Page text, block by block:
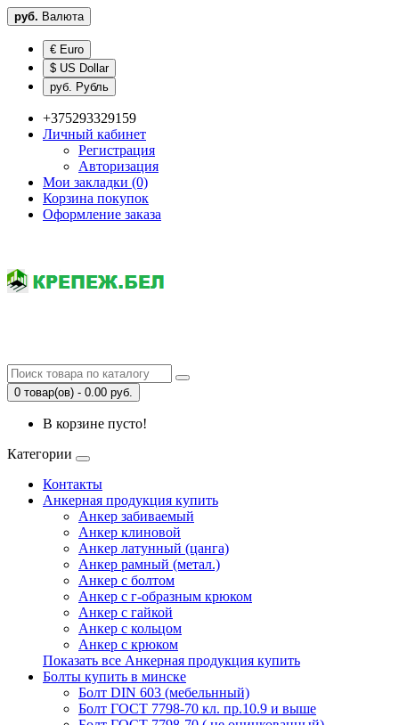
руб. Валюта
€ Euro
$ US Dollar
руб. Рубль
+375293329159
Личный кабинет
Регистрация
Авторизация
Мои закладки (0)
Корзина покупок
Оформление заказа
0 товар(ов) - 0.00 руб.
В корзине пусто!
Категории
Контакты
Анкерная продукция купить
Анкер забиваемый
Анкер клиновой
Анкер латунный (цанга)
Анкер рамный (метал.)
Анкер с болтом
Анкер с г-образным крюком
Анкер с гайкой
Анкер с кольцом
Анкер с крюком
Показать все Анкерная продукция купить
Болты купить в минске
Болт DIN 603 (мебельнный)
Болт ГОСТ 7798-70 кл. пр.10.9 и выше